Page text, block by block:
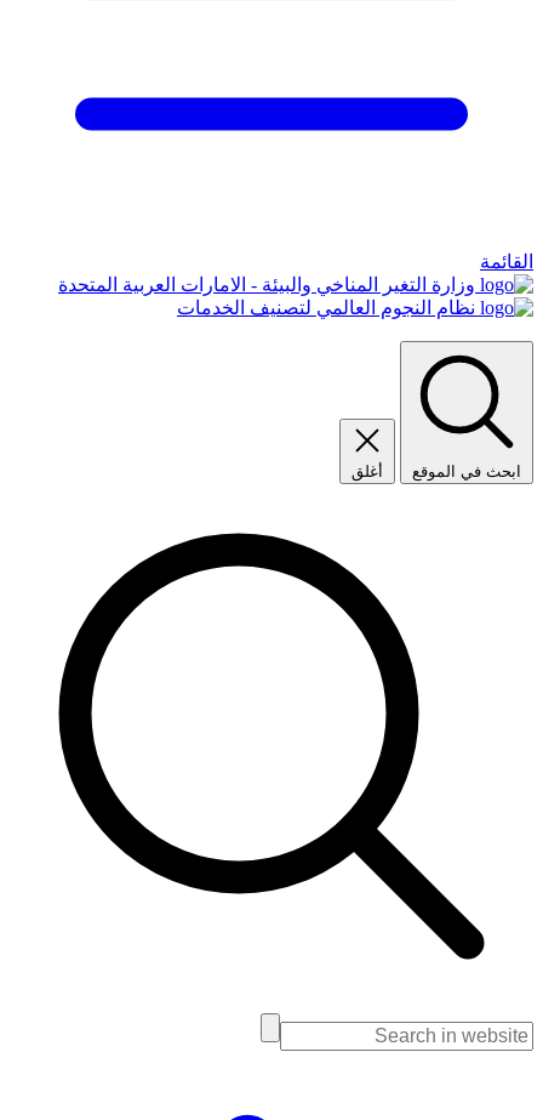
القائمة
وزارة التغير المناخي والبيئة - الامارات العربية المتحدة
نظام النجوم العالمي لتصنيف الخدمات
ابحث في الموقع أغلق